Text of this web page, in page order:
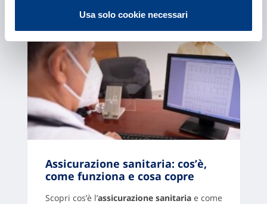
Usa solo cookie necessari
Assicurazione sanitaria: cos’è,
come funziona e cosa copre
Scopri cos’è l’assicurazione sanitariae come